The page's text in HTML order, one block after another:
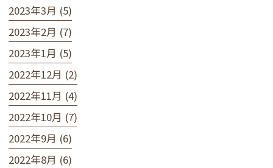
2023年3月 (5)
2023年2月 (7)
2023年1月 (5)
2022年12月 (2)
2022年11月 (4)
2022年10月 (7)
2022年9月 (6)
2022年8月 (6)